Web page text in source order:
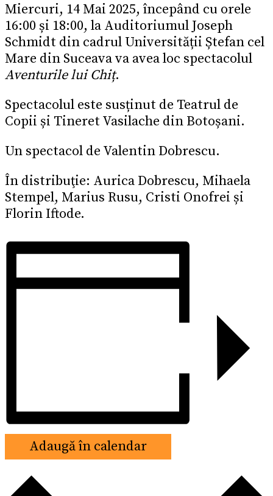
Miercuri, 14 Mai 2025, începând cu orele
16:00 și 18:00, la Auditoriumul Joseph
Schmidt din cadrul Universității Ștefan cel
Mare din Suceava va avea loc spectacolul
Aventurile lui Chiț.
Spectacolul este susținut de Teatrul de
Copii și Tineret Vasilache din Botoșani.
Un spectacol de Valentin Dobrescu.
În distribuţie: Aurica Dobrescu, Mihaela
Stempel, Marius Rusu, Cristi Onofrei și
Florin Iftode.
Adaugă în calendar